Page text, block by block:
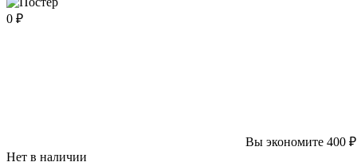
0 ₽
Вы экономите 400 ₽
Нет в наличии